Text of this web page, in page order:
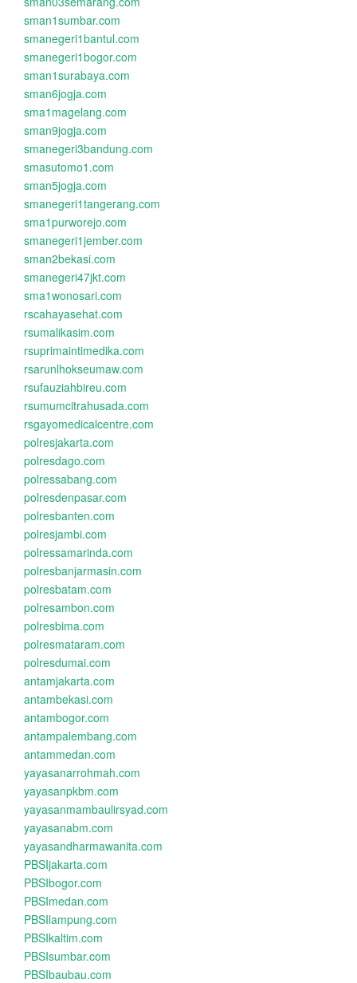
sman1sumbar.com
smanegeri1bantul.com
smanegeri1bogor.com
sman1surabaya.com
sman6jogja.com
sma1magelang.com
sman9jogja.com
smanegeri3bandung.com
smasutomo1.com
sman5jogja.com
smanegeri1tangerang.com
sma1purworejo.com
smanegeri1jember.com
sman2bekasi.com
smanegeri47jkt.com
sma1wonosari.com
rscahayasehat.com
rsumalikasim.com
rsuprimaintimedika.com
rsarunlhokseumaw.com
rsufauziahbireu.com
rsumumcitrahusada.com
rsgayomedicalcentre.com
polresjakarta.com
polresdago.com
polressabang.com
polresdenpasar.com
polresbanten.com
polresjambi.com
polressamarinda.com
polresbanjarmasin.com
polresbatam.com
polresambon.com
polresbima.com
polresmataram.com
polresdumai.com
antamjakarta.com
antambekasi.com
antambogor.com
antampalembang.com
antammedan.com
yayasanarrohmah.com
yayasanpkbm.com
yayasanmambaulirsyad.com
yayasanabm.com
yayasandharmawanita.com
PBSIjakarta.com
PBSIbogor.com
PBSImedan.com
PBSIlampung.com
PBSIkaltim.com
PBSIsumbar.com
PBSIbaubau.com